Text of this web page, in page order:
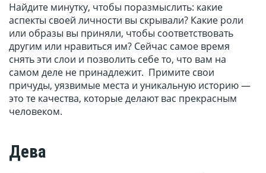
Найдите минутку, чтобы поразмыслить: какие
аспекты своей личности вы скрывали? Какие роли
или образы вы приняли, чтобы соответствовать
другим или нравиться им? Сейчас самое время
снять эти слои и позволить себе то, что вам на
самом деле не принадлежит. Примите свои
причуды, уязвимые места и уникальную историю —
это те качества, которые делают вас прекрасным
человеком.
Дева